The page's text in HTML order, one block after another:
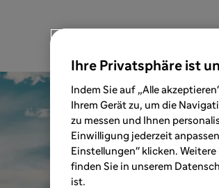
Ihre Privatsphäre ist
Indem Sie auf „Alle
Ihrem Gerät zu, um die
zu messen und Ihnen
Einwilligung jederzeit
Einstellungen" klicken.
finden Sie in unserem
ist.